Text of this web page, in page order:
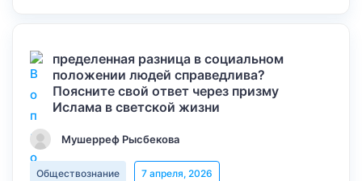
пределенная разница в социальном
положении людей справедлива?
Поясните свой ответ через призму
Ислама в светской жизни
Мушерреф Рысбекова
Обществознание 7 апреля, 2026